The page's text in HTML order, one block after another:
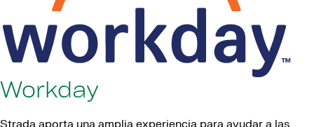
Workday